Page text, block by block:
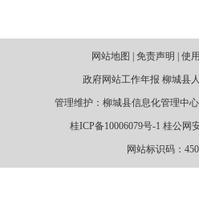
网站地图 | 免责声明 | 使
政府网站工作年报 柳城县
管理维护：柳城县信息化管理中
桂ICP备10006079号-1 桂公网
网站标识码：